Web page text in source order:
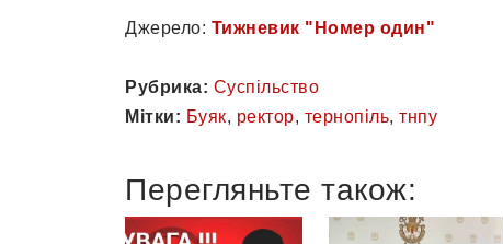
Джерело: Тижневик "Номер один"
Рубрика: Суспільство
Мітки: Буяк, ректор, тернопіль, тнпу
Перегляньте також: